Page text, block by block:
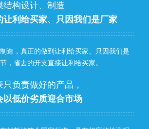
结构设计、制造
让利给买家、只因我们是厂家
造，真正的做到让利给买家、只因我们是
，省去的开支直接让利给买家。
只负责做好的产品，
以低价劣质迎合市场